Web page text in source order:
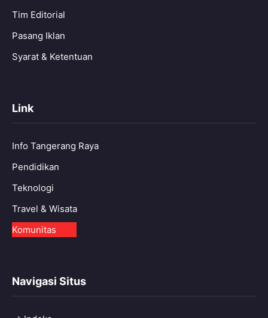
Tim Editorial
Pasang Iklan
Syarat & Ketentuan
Link
Info Tangerang Raya
Pendidikan
Teknologi
Travel & Wisata
Komunitas
Navigasi Situs